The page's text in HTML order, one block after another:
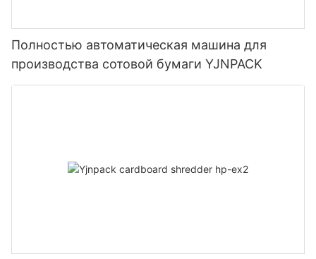
Полностью автоматическая машина для
производства сотовой бумаги YJNPACK